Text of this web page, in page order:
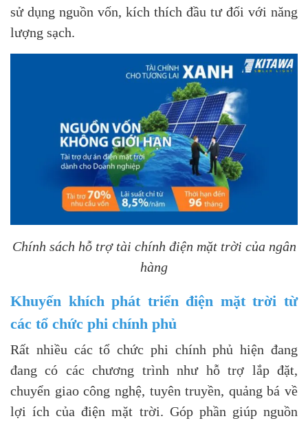
sử dụng nguồn vốn, kích thích đầu tư đối với năng
lượng sạch.
Chính sách hỗ trợ tài chính điện mặt trời của ngân
hàng
Khuyến khích phát triển điện mặt trời từ
các tổ chức phi chính phủ
Rất nhiều các tổ chức phi chính phủ hiện đang
đang có các chương trình như hỗ trợ lắp đặt,
chuyển giao công nghệ, tuyên truyền, quảng bá về
lợi ích của điện mặt trời. Góp phần giúp nguồn